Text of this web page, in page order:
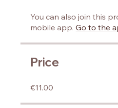
You can also join this
mobile app. Go to the
Price
€11.00